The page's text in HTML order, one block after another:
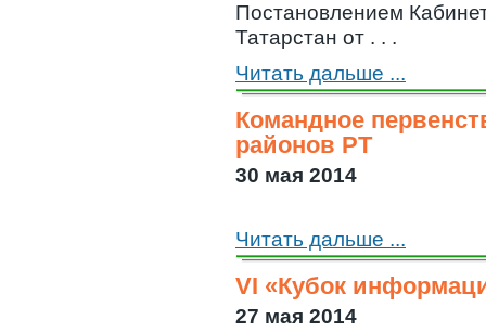
Постановлением
Татарстан от . . .
Читать дальше ...
Командное
районов РТ
30 мая 2014
Читать дальше ...
VI «Кубок
27 мая 2014